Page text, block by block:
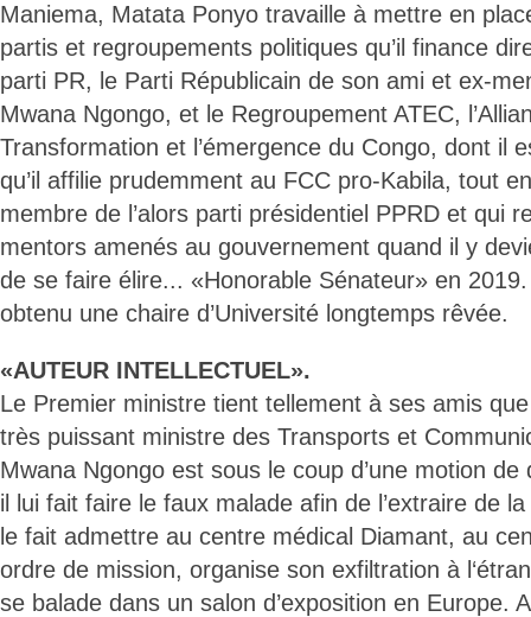
Maniema, Matata Ponyo travaille à mettre en
partis et regroupements politiques qu’il finance
parti PR, le Parti Républicain de son ami et ex-
Mwana Ngongo, et le Regroupement ATEC,
Transformation et l’émergence du Congo, dont il
qu’il affilie prudemment au FCC pro-Kabila, tout
membre de l’alors parti présidentiel PPRD et qui
mentors amenés au gouvernement quand il y
de se faire élire... «Honorable Sénateur» en 2019.
obtenu une chaire d’Université longtemps rêvée.
«AUTEUR INTELLECTUEL».
Le Premier ministre tient tellement à ses amis
très puissant ministre des Transports et
Mwana Ngongo est sous le coup d’une motion
il lui fait faire le faux malade afin de l’extraire de
le fait admettre au centre médical Diamant, au
ordre de mission, organise son exfiltration à
se balade dans un salon d’exposition en Europe.